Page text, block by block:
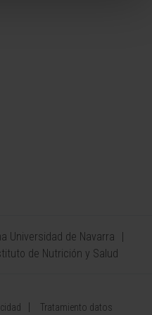
Universidad de Navarra
de Nutrición y Salud
Tratamiento datos